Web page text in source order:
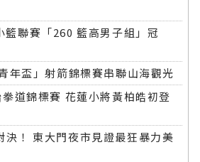
籃聯賽「260 籃高男子組」冠
年盃」射箭錦標賽串聯山海觀光
道錦標賽 花蓮小將黃柏皓初登
決！ 東大門夜市見證最狂暴力美